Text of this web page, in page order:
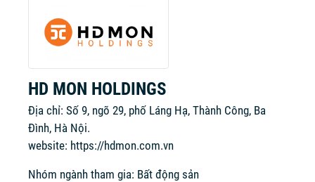
HD MON HOLDINGS
Địa chỉ: Số 9, ngõ 29, phố Láng Hạ, Thành Công, Ba
Đình, Hà Nội.
website: https://hdmon.com.vn
Nhóm ngành tham gia: Bất động sản